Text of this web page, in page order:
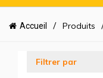
Accueil Produits
Filtrer par